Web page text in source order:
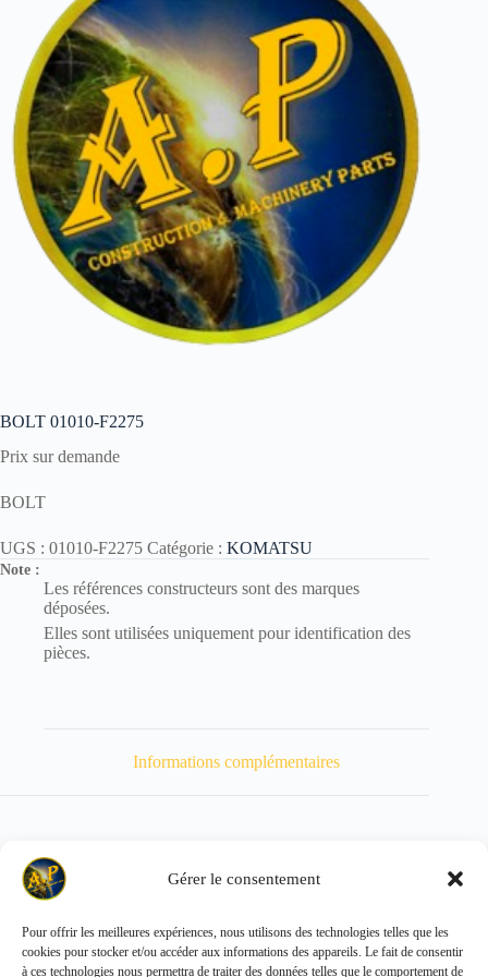
Gérer le consentement
Pour offrir les meilleures expériences, nous utilisons des technologies telles que les
cookies pour stocker et/ou accéder aux informations des appareils. Le fait de consentir
à ces technologies nous permettra de traiter des données telles que le comportement de
BOLT 01010-F2275
Prix sur demande
BOLT
UGS : 01010-F2275 Catégorie : KOMATSU
Note :
Les références constructeurs sont des marques
déposées.
Elles sont utilisées uniquement pour identification des
pièces.
Informations complémentaires
Poids 300 kg
Copyright © 2026 - ALL PARTS FRANCE SAS